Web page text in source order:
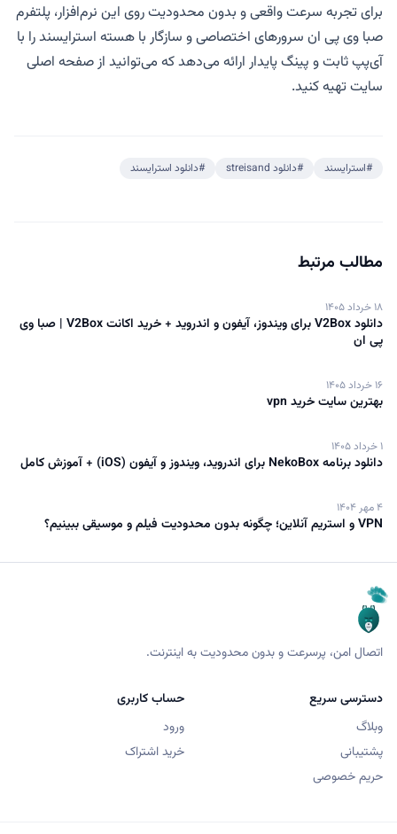
برای تجربه سرعت واقعی و بدون محدودیت روی این نرم‌افزار، پلتفرم
صبا وی پی ان سرورهای اختصاصی و سازگار با هسته استرایسند را با
آی‌پپ ثابت و پینگ پایدار ارائه می‌دهد که می‌توانید از صفحه اصلی
سایت تهیه کنید.
#استرایسند #دانلود streisand #دانلود استرایسند
مطالب مرتبط
۱۸ خرداد ۱۴۰۵
دانلود V2Box برای ویندوز، آیفون و اندروید + خرید اکانت V2Box | صبا وی
پی ان
۱۶ خرداد ۱۴۰۵
بهترین سایت خرید vpn
۱ خرداد ۱۴۰۵
دانلود برنامه NekoBox برای اندروید، ویندوز و آیفون (iOS) + آموزش کامل
۴ مهر ۱۴۰۴
VPN و استریم آنلاین؛ چگونه بدون محدودیت فیلم و موسیقی ببینیم؟
اتصال امن، پرسرعت و بدون محدودیت به اینترنت.
دسترسی سریع
وبلاگ
پشتیبانی
حریم خصوصی
حساب کاربری
ورود
خرید اشتراک